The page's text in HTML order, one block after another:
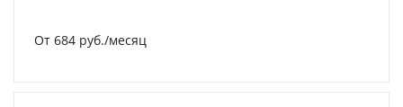
От 684 руб./месяц